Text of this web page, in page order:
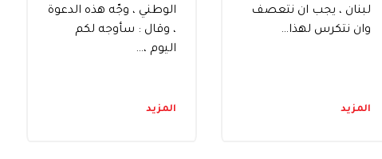
لبنان ، يجب ان نتعصف
وان نتكرس لهذا…
المزيد
الوطني ، وجّه هذه الدعوة
، وقال : سأوجه لكم
اليوم ،…
المزيد